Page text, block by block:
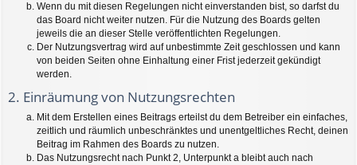
Wenn du mit diesen Regelungen nicht einverstanden bist, so darfst du
das Board nicht weiter nutzen. Für die Nutzung des Boards gelten
jeweils die an dieser Stelle veröffentlichten Regelungen.
Der Nutzungsvertrag wird auf unbestimmte Zeit geschlossen und kann
von beiden Seiten ohne Einhaltung einer Frist jederzeit gekündigt
werden.
2. Einräumung von Nutzungsrechten
Mit dem Erstellen eines Beitrags erteilst du dem Betreiber ein einfaches,
zeitlich und räumlich unbeschränktes und unentgeltliches Recht, deinen
Beitrag im Rahmen des Boards zu nutzen.
Das Nutzungsrecht nach Punkt 2, Unterpunkt a bleibt auch nach